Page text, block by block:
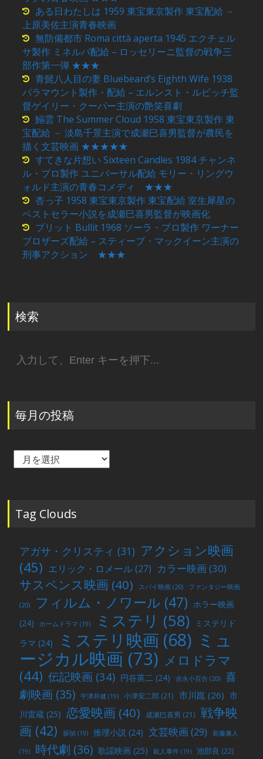
ある日わたしは 1959 東宝東京製作 東宝配給 －
上原美佐主演青春映画
無防備都市 Roma città aperta 1945 エクチェル
サ製作 ミネルバ配給 – ロッセリーニ監督の戦争三
部作第一弾 ★★★
青髭八人目の妻 Bluebeard’s Eighth Wife 1938
パラマウント製作・配給 – エルンスト・ルビッチ監
督ゲイリー・クーパー主演の艶笑喜劇
鰯雲 The Summer Cloud 1958 東宝東京製作 東
宝配給 － 淡島千景主演で成瀬巳喜男監督が農民を
描く文芸映画 ★★★★★
すてきな片想い Sixteen Candles 1984 チャンネ
ル・プロ製作 ユニバーサル配給 モリー・リングウ
ォルド主演の青春コメディ ★★★
杏っ子 1958 東宝東京製作 東宝配給 室生犀星の
ベストセラー小説を成瀬巳喜男監督が映画化
ブリット Bullit 1968 ソーラ・プロ製作 ワーナー
ブロザーズ配給 – スティーブ・マックイーン主演の
刑事アクション ★★★
検索
索:
毎月の投稿
毎
稿
Tag Clouds
アガサ・クリスティ (31) アクション映画
(45) エリック・ロメール(27) カラー映画(30)
サスペンス映画 (40) スパイ映画 (20) ファンタジー映画
(20) フィルム・ノワール (47) ホラー映画
(24)
ホームドラマ (19) ミステリ (58)
ミステリド
ラマ (24) ミステリ映画 (68) ミュ
ージカル映画 (73) メロドラマ
(44) 伝記映画 (34) 円谷英二 (24) 吉永小百合 (20)
喜
劇映画 (35) 宇津井健 (19) 小津安二郎 (21) 市川崑 (26) 市
川雷蔵 (25) 恋愛映画 (40) 成瀬巳喜男 (21)
戦争映
画 (42) 探偵 (19) 推理小説 (24) 文芸映画(29) 新藤兼人
(19) 時代劇 (36) 歌謡映画 (25) 殺人事件 (19) 池部良 (22)